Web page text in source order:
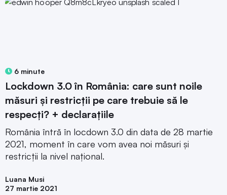
6 minute
Lockdown 3.0 în România: care sunt noile
măsuri și restricții pe care trebuie să le
respecți? + declarațiile
România întră în locdown 3.0 din data de 28 martie
2021, moment în care vom avea noi măsuri și
restricții la nivel național.
Luana Musi
27 martie 2021